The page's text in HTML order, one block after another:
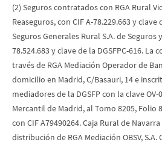
(2) Seguros contratados con RGA Rural
Reaseguros, con CIF A-78.229.663 y clave
Seguros Generales Rural S.A. de Seguros
78.524.683 y clave de la DGSFPC-616. La
través de RGA Mediación Operador de
domicilio en Madrid, C/Basauri, 14 e
mediadores de la DGSFP con la clave
Mercantil de Madrid, al Tomo 8205, Folio
con CIF A79490264. Caja Rural de
distribución de RGA Mediación OBSV,